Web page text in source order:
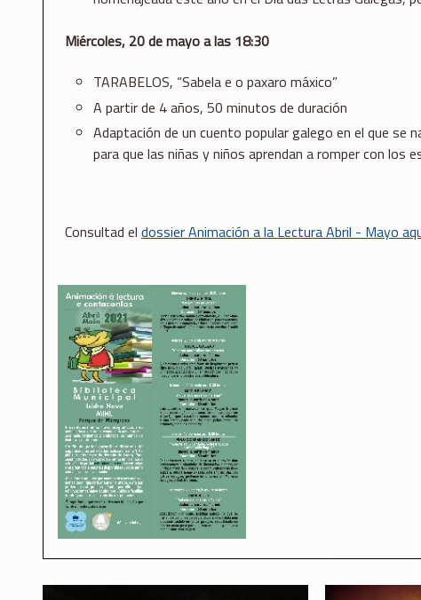
Miércoles, 20 de mayo a las 18:30
TARABELOS, “Sabela e o paxaro máxico”
A partir de 4 años, 50 minutos de duración
Adaptación de un cuento popular galego en el que se
para que las niñas y niños aprendan a romper con los
Consultad el dossier Animación a la Lectura Abril - Mayo